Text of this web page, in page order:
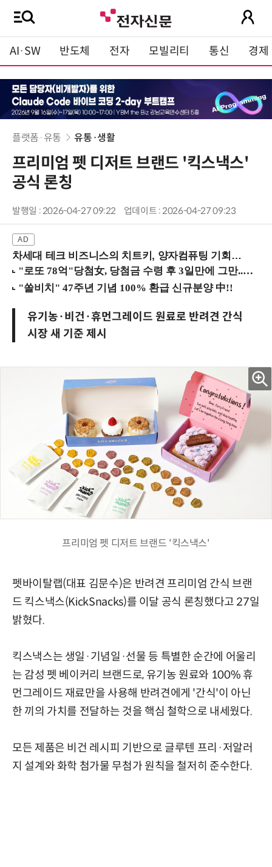
AI·SW 반도체 전자 모빌리티 통신 경제
플랫폼·유통 유통·생활
프리미엄 펫 디저트 브랜드 '킥스낵스'
공식 론칭
발행일 : 2026-04-27 09:22 업데이트 : 2026-04-27 09:23
차세대 테크 비즈니스의 치트키, 양자컴퓨팅 기회를 선점하라! (8/28 강남역)
유기농·비건·휴먼그레이드 원료로 반려견 간식
시장 새 기준 제시
프리미엄 펫 디저트 브랜드 '킥스낵스'
펫바이탈랩(대표 김문수)은 반려견 프리미엄 간식 브랜
드 킥스낵스(KickSnacks)를 이달 공식 론칭했다고 27일
밝혔다.
킥스낵스는 생일·기념일·선물 등 특별한 순간에 어울리
는 감성 펫 베이커리 브랜드로, 유기농 원료와 100% 휴
먼그레이드 재료만을 사용해 반려견에게 '간식'이 아닌
한 끼의 가치를 전달하는 것을 핵심 철학으로 내세웠다.
모든 제품은 비건 레시피 기반으로 글루텐 프리·저알러
지 설계와 화학 첨가물 무첨가 원칙을 철저히 준수한다.